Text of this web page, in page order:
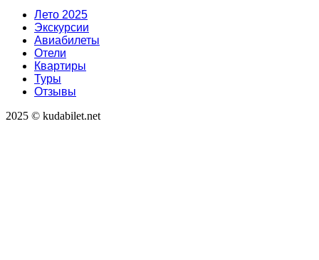
Лето 2025
Экскурсии
Авиабилеты
Отели
Квартиры
Туры
Отзывы
2025 © kudabilet.net